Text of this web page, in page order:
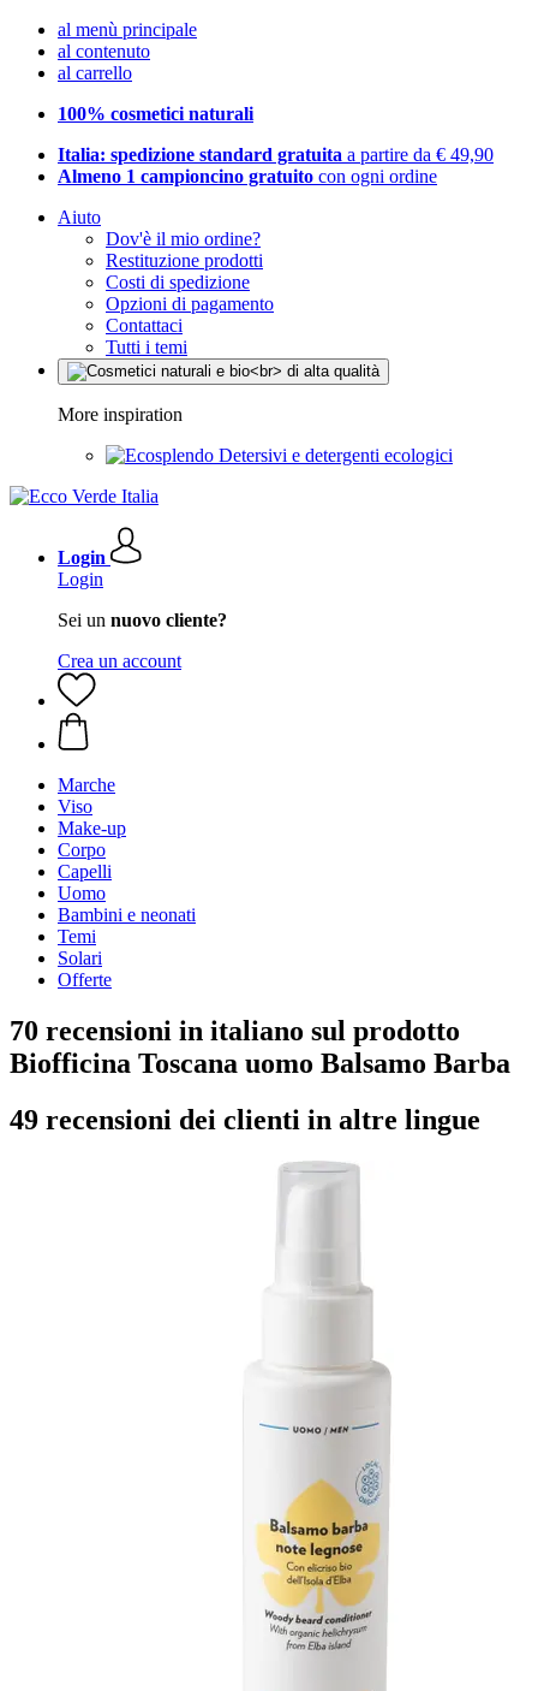
al menù principale
al contenuto
al carrello
100% cosmetici naturali
Italia: spedizione standard gratuita a partire da € 49,90
Almeno 1 campioncino gratuito con ogni ordine
Aiuto
Dov'è il mio ordine?
Restituzione prodotti
Costi di spedizione
Opzioni di pagamento
Contattaci
Tutti i temi
More inspiration
Detersivi e detergenti ecologici
Login
Login
Sei un nuovo cliente?
Crea un account
Marche
Viso
Make-up
Corpo
Capelli
Uomo
Bambini e neonati
Temi
Solari
Offerte
70 recensioni in italiano sul prodotto
Biofficina Toscana uomo Balsamo Barba
49 recensioni dei clienti in altre lingue